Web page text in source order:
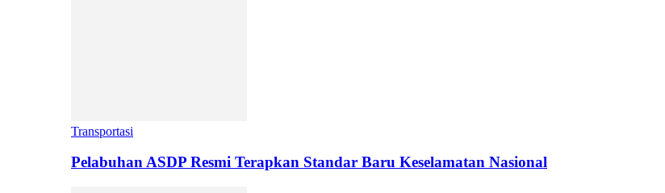
Transportasi
Pelabuhan ASDP Resmi Terapkan Standar Baru Keselamatan Nasional